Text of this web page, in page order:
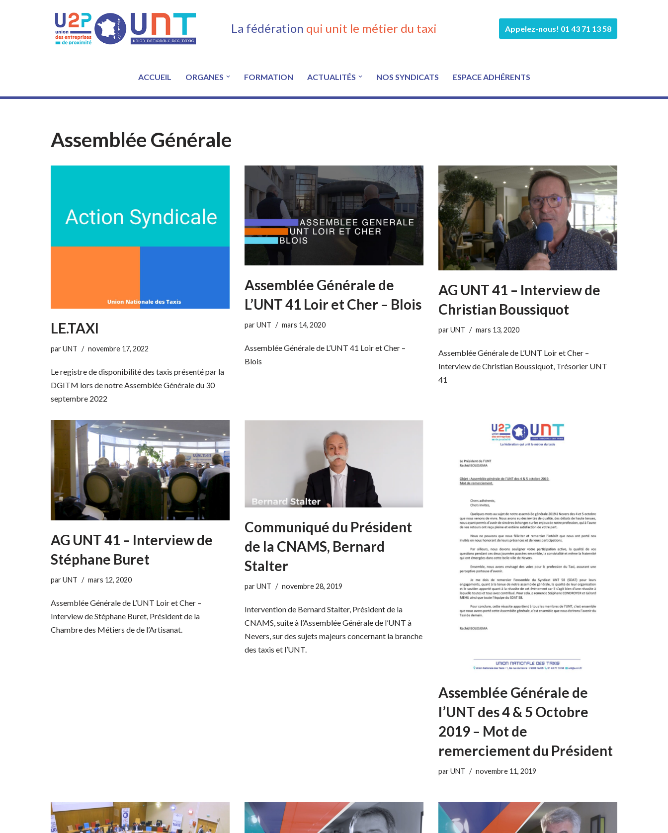
La fédération qui unit le métier du taxi Appelez-nous! 01 43 71 13 58
ACCUEIL ORGANES FORMATION ACTUALITÉS NOS SYNDICATS ESPACE ADHÉRENTS
Assemblée Générale
LE.TAXI
parUNT novembre 17, 2022
Le registre de disponibilité des taxis présenté par la
DGITM lors de notre Assemblée Générale du 30
septembre 2022
Assemblée Générale de
L’UNT 41 Loir et Cher – Blois
parUNT mars 14, 2020
Assemblée Générale de L’UNT 41 Loir et Cher –
Blois
AG UNT 41 – Interview de
Christian Boussiquot
parUNT mars 13, 2020
Assemblée Générale de L’UNT Loir et Cher –
Interview de Christian Boussiquot, Trésorier UNT
41
AG UNT 41 – Interview de
Stéphane Buret
parUNT mars 12, 2020
Assemblée Générale de L’UNT Loir et Cher –
Interview de Stéphane Buret, Président de la
Chambre des Métiers de de l’Artisanat.
Communiqué du Président
de la CNAMS, Bernard
Stalter
parUNT novembre 28, 2019
Intervention de Bernard Stalter, Président de la
CNAMS, suite à l’Assemblée Générale de l’UNT à
Nevers, sur des sujets majeurs concernant la branche
des taxis et l’UNT.
Assemblée Générale de
l’UNT des 4 & 5 Octobre
2019 – Mot de
remerciement du Président
parUNT novembre 11, 2019